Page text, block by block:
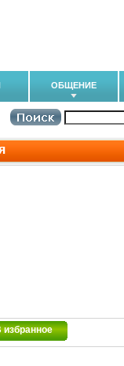
ОБЩЕНИЕ
избранное